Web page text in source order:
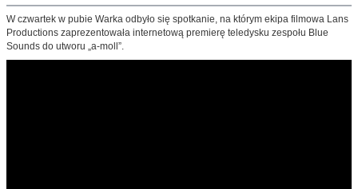
W czwartek w pubie Warka odbyło się spotkanie, na którym ekipa filmowa Lans
Productions zaprezentowała internetową premierę teledysku zespołu Blue
Sounds do utworu „a-moll”.